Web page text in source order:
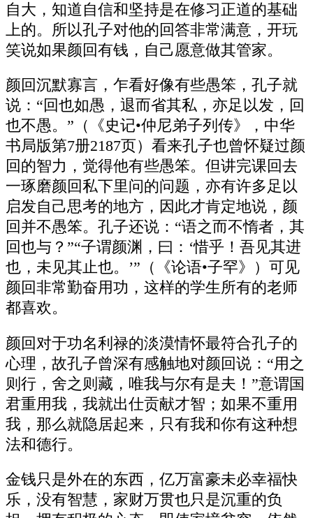
自大，知道自信和坚持是在修习正道的基础
上的。所以孔子对他的回答非常满意，开玩
笑说如果颜回有钱，自己愿意做其管家。
颜回沉默寡言，乍看好像有些愚笨，孔子就
说：“回也如愚，退而省其私，亦足以发，回
也不愚。”（《史记•仲尼弟子列传》，中华
书局版第7册2187页）看来孔子也曾怀疑过颜
回的智力，觉得他有些愚笨。但讲完课回去
一琢磨颜回私下里问的问题，亦有许多足以
启发自己思考的地方，因此才肯定地说，颜
回并不愚笨。孔子还说：“语之而不惰者，其
回也与？”“子谓颜渊，曰：‘惜乎！吾见其进
也，未见其止也。’”（《论语•子罕》）可见
颜回非常勤奋用功，这样的学生所有的老师
都喜欢。
颜回对于功名利禄的淡漠情怀最符合孔子的
心理，故孔子曾深有感触地对颜回说：“用之
则行，舍之则藏，唯我与尔有是夫！”意谓国
君重用我，我就出仕贡献才智；如果不重用
我，那么就隐居起来，只有我和你有这种想
法和德行。
金钱只是外在的东西，亿万富豪未必幸福快
乐，没有智慧，家财万贯也只是沉重的负